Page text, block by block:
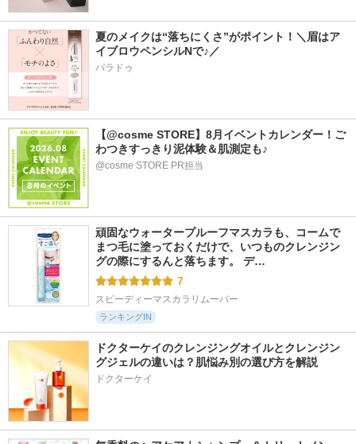
夏のメイクは“落ちにくさ”がポイント！＼眉はア
イブロウペンシルNで♪／
パラドゥ
【@cosme STORE】8月イベントカレンダー！ご
わつきすっきり泥体験＆肌測定も♪
@cosme STORE PR担当
頑固なウォータープルーフマスカラも、コームで
まつ毛に塗っておくだけで、いつものクレンジン
グの際にするんと落ちます。 デ…
7
スピーディーマスカラリムーバー
ランキングIN
ドクターケイのクレンジングオイルとクレンジン
グジェルの違いは？肌悩み別の選び方を解説
ドクターケイ